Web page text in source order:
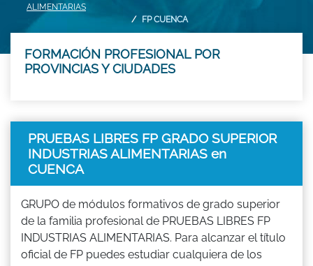
ALIMENTARIAS
FP CUENCA
FORMACIÓN PROFESIONAL POR
PROVINCIAS Y CIUDADES
PRUEBAS LIBRES FP GRADO SUPERIOR
INDUSTRIAS ALIMENTARIAS en
CUENCA
GRUPO de módulos formativos de grado superior
de la familia profesional de PRUEBAS LIBRES FP
INDUSTRIAS ALIMENTARIAS. Para alcanzar el título
oficial de FP puedes estudiar cualquiera de los